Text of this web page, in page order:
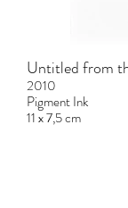
Untitled from
2010
Pigment Ink
11 x 7,5 cm